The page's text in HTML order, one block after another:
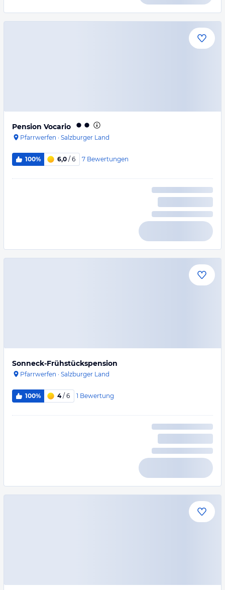
Pension Vocario
Pfarrwerfen · Salzburger Land
100% 6,0 / 6 7 Bewertungen
Sonneck-Frühstückspension
Pfarrwerfen · Salzburger Land
100% 4/ 6 1 Bewertung